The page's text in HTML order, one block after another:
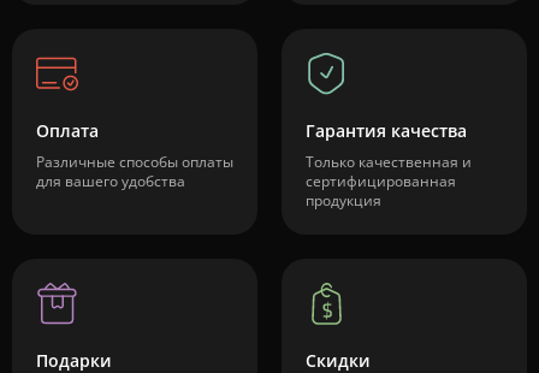
Оплата
Различные способы оплаты
для вашего удобства
Гарантия качества
Только качественная и
сертифицированная
продукция
Подарки Скидки